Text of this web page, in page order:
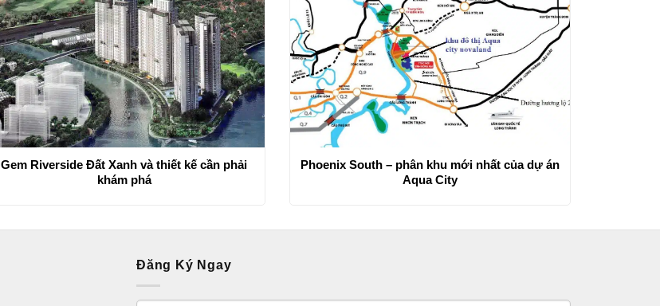
Gem Riverside Đất Xanh và thiết kế cần phải
khám phá
Phoenix South – phân khu mới nhất của dự án
Aqua City
Đăng Ký Ngay